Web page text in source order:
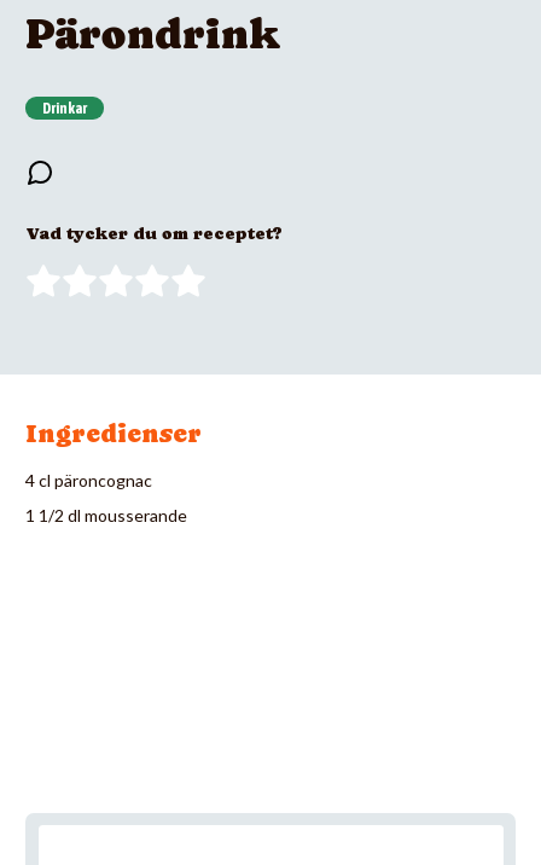
Pärondrink
Drinkar
Vad tycker du om receptet?
Ingredienser
4 cl päroncognac
1 1/2 dl mousserande